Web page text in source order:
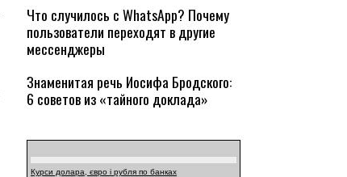
Что случилось с WhatsApp? Почему
пользователи переходят в другие
мессенджеры
Знаменитая речь Иосифа Бродского:
6 советов из «тайного доклада»
Курси долара, євро і рубля по банках